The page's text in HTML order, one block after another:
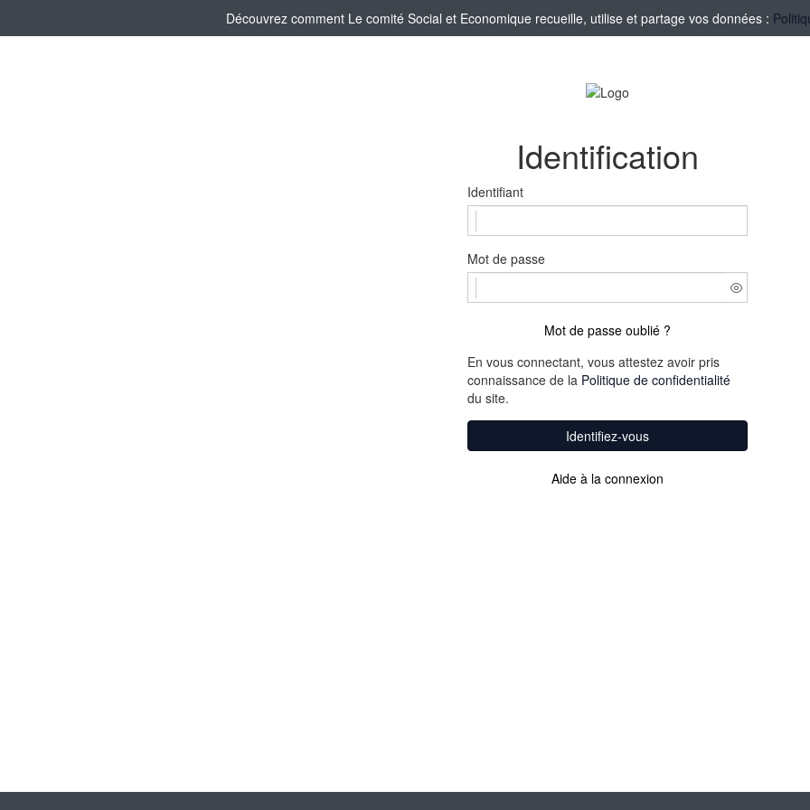
Découvrez comment Le comité Social et Economique recueille, utilise et partage vos données :
Identification
Identifiant
Mot de passe
Mot de passe oublié ?
En vous connectant, vous attestez avoir pris
connaissance de la Politique de confidentialité
du site.
Identifiez-vous
Aide à la connexion